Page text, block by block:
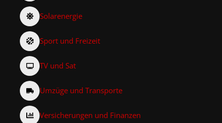
Solarenergie
Sport und Freizeit
TV und Sat
Umzüge und Transporte
Versicherungen und Finanzen